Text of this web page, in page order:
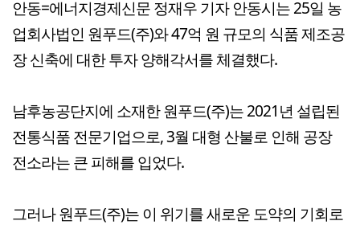
안동=에너지경제신문 정재우 기자 안동시는 25일 농
업회사법인 원푸드(주)와 47억 원 규모의 식품 제조공
장 신축에 대한 투자 양해각서를 체결했다.
남후농공단지에 소재한 원푸드(주)는 2021년 설립된
전통식품 전문기업으로, 3월 대형 산불로 인해 공장
전소라는 큰 피해를 입었다.
그러나 원푸드(주)는 이 위기를 새로운 도약의 기회로